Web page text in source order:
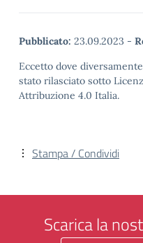
Pubblicato: 23.09.2023 -
Eccetto dove
stato rilasciato sotto
Attribuzione 4.0 Italia.
Stampa / Condividi
Scarica la